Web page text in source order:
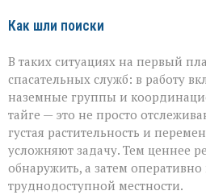
Как шли поиски
В таких ситуациях на первый
спасательных служб: в работу
наземные группы и
тайге — это не просто
густая растительность и
усложняют задачу. Тем ценнее
обнаружить, а затем оперативно
труднодоступной местности.